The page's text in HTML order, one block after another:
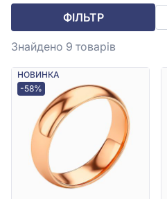
ФІЛЬТР
Знайдено 9 товарів
НОВИНКА
-58%